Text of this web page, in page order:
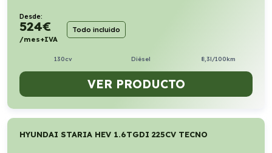
Desde:
524€
/mes+IVA
Todo incluido
130cv Diésel 8,3l/100km
VER PRODUCTO
HYUNDAI STARIA HEV 1.6TGDI 225CV TECNO